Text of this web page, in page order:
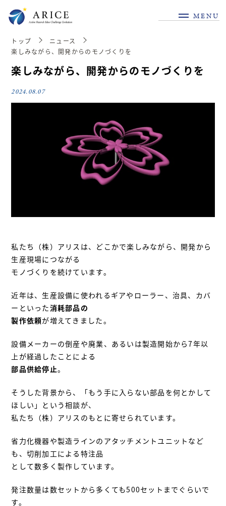
MENU
トップ
ニュース
楽しみながら、開発からのモノづくりを
楽しみながら、開発からのモノづくりを
2024.08.07
私たち（株）アリスは、どこかで楽しみながら、開発から
生産現場につながる
モノづくりを続けています。
近年は、生産設備に使われるギアやローラー、治具、カバ
ーといった消耗部品の
製作依頼が増えてきました。
設備メーカーの倒産や廃業、あるいは製造開始から7年以
上が経過したことによる
部品供給停止。
そうした背景から、「もう手に入らない部品を何とかして
ほしい」という相談が、
私たち（株）アリスのもとに寄せられています。
省力化機器や製造ラインのアタッチメントユニットなど
も、切削加工による特注品
として数多く製作しています。
発注数量は数セットから多くても500セットまでぐらいで
す。